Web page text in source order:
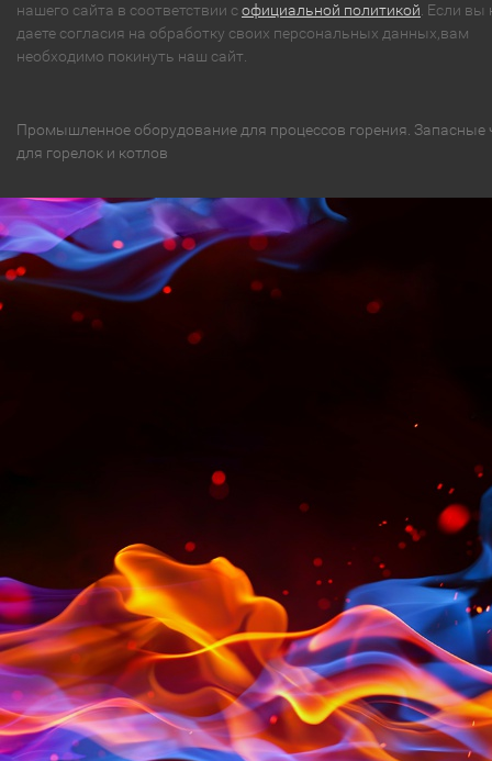
нашего сайта в соответствии софициальной политикой. Если вы
даете согласия на обработку своих персональных данных,вам
необходимо покинуть наш сайт.
Промышленное оборудование для процессов горения. Запасные
для горелок и котлов